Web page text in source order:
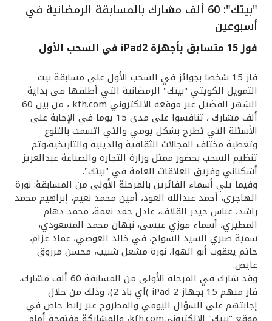
الاستثمار
القنوات المصرفية
أدوات وخدمات
خدمات ما بعد البيع
اتصل بنا
مواقع الفروع وأجهزة الصرف الآلي
ألمانيا
تركيا
"بيتك": 60 ألف مشارك بالمسابقة الرمضانية في
أسبوعين
فوز 15 متسابق بأجهزة iPad2 في السحب الأول
فاز 15 شخصا بجوائز في السحب الأول على مسابقة بيت
التمويل الكويتي "بيتك" الرمضانية التي أطلقها في بداية
الشهر الفضيل عبر موقعه الالكتروني kfh.com ، من بين 60
ألف مشارك ، تنافسوا على مدى 15 يوما في الإجابة على
الأسئلة التي تطرح بشكل يومي والتي اتسمت بالتنوع
وتغطية مختلف المجالات الثقافية والدينية والتاريخية،وتم
تنظيم السحب بحضور ممثل وزارة التجارة والصناعة عبدالعزيز
أشكناني وفريق العلاقات العامة في "بيتك".
وفيما يلي أسماء الفائزين بالمرحلة الأولى من المسابقة: نورة
الهاجري، أحمد عبدالله العود، أمين محمد نعيم، إبراهيم محمد
راشد، عباس حيدر القلاف، عادل حمد نعمة، محمد دهام
المطيري، أسماء فوزي عيسى، نبهان محمد المسعودي،
سمية صبري السيد السواح، في خالد العوضي، عماد عزام،
حاتم يعقوب أبو الهوا، نورة مشعل شبيب، محسن مرزوق
عايض.
وقد شارك في المرحلة الأولى من المسابقة 60 ألف مشارك،
فاز منهم 15 بجهاز iPad 2 )آي باد 2)، وذلك من خلال
إجابتهم على السؤال اليومي والمطروح عبر رابط خاص في